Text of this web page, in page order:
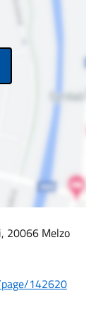
20066 Melzo
142620